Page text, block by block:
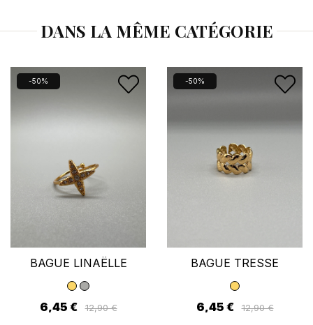
DANS LA MÊME CATÉGORIE
-50%
BAGUE LINAËLLE
6,45 € 12,90 €
-50%
BAGUE TRESSE
6,45 € 12,90 €
Annuler Se connecter